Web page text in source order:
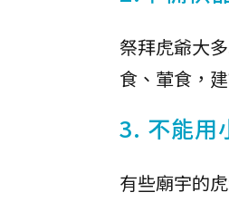
祭拜虎爺大
食、葷食，
3. 不能用
有些廟宇的